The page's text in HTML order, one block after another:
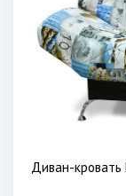
Диван-кровать